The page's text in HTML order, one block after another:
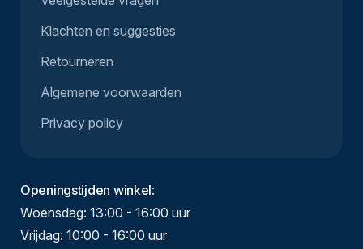
Klachten en suggesties
Retourneren
Algemene voorwaarden
Privacy policy
Openingstijden winkel:
Woensdag: 13:00 - 16:00 uur
Vrijdag: 10:00 - 16:00 uur